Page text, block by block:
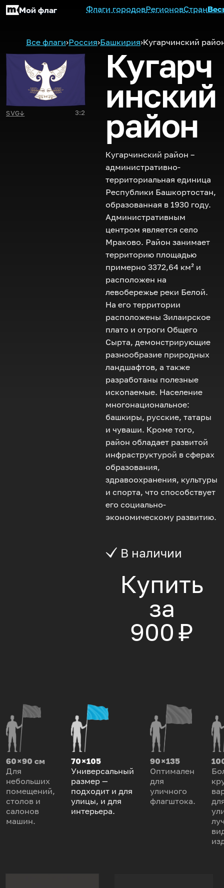
Мой флаг Флаги городовРегионовСтран
Все флаги›Россия›Башкирия›Кугарчинский
SVG↓ 3:2
Кугарч
инский
район
Кугарчинский район –
административно-
территориальная единица
Республики Башкортостан,
образованная в 1930 году.
Административным
центром является село
Мраково. Район занимает
территорию площадью
примерно 3372,64 км² и
расположен на
левобережье реки Белой.
На его территории
расположены Зилаирское
плато и отроги Общего
Сырта, демонстрирующие
разнообразие природных
ландшафтов, а также
разработаны полезные
ископаемые. Население
многонациональное:
башкиры, русские, татары
и чуваши. Кроме того,
район обладает развитой
инфраструктурой в сферах
образования,
здравоохранения, культуры
и спорта, что способствует
его социально-
экономическому развитию.
В наличии
Купить
за
900 ₽
60 × 90 см
Для
небольших
помещений,
столов и
салонов
машин.
70 × 105
Универсальный
размер —
подходит и для
улицы, и для
интерьера.
90 × 135
Оптимален
для
уличного
флагштока.